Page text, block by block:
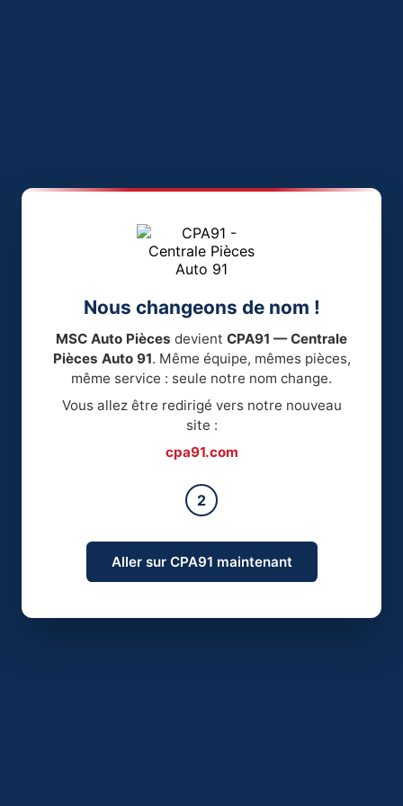
Nous changeons de nom !
MSC Auto Pièces devient CPA91 — Centrale
Pièces Auto 91. Même équipe, mêmes pièces,
même service : seule notre nom change.
Vous allez être redirigé vers notre nouveau
site :
cpa91.com
2
Aller sur CPA91 maintenant